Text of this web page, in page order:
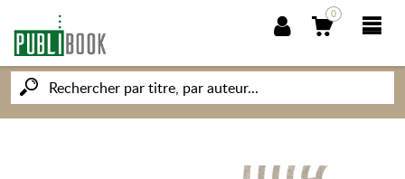
0
NOUVEAUTÉS
PUBLIBOOK